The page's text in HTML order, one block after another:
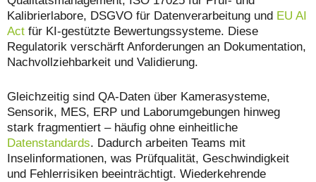
Kalibrierlabore, DSGVO für Datenverarbeitung und EU AI
Act für KI-gestützte Bewertungssysteme. Diese
Regulatorik verschärft Anforderungen an Dokumentation,
Nachvollziehbarkeit und Validierung.
Gleichzeitig sind QA-Daten über Kamerasysteme,
Sensorik, MES, ERP und Laborumgebungen hinweg
stark fragmentiert – häufig ohne einheitliche
Datenstandards. Dadurch arbeiten Teams mit
Inselinformationen, was Prüfqualität, Geschwindigkeit
und Fehlerrisiken beeinträchtigt. Wiederkehrende